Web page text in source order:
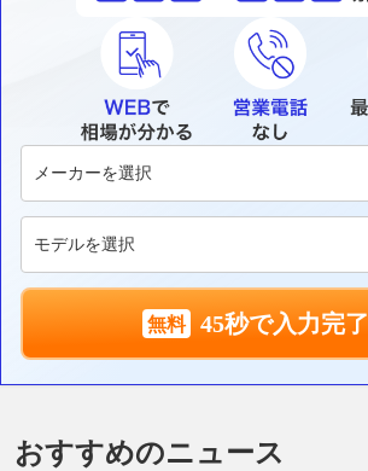
45秒で入力完了
おすすめのニュース